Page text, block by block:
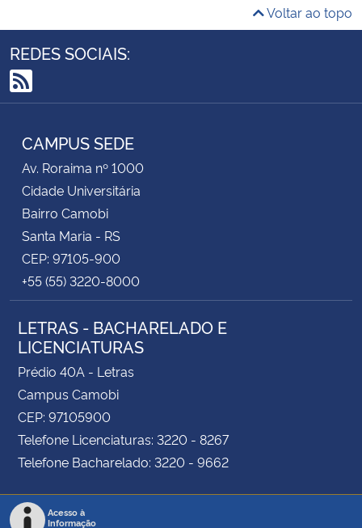
Voltar ao topo
REDES SOCIAIS:
RSS
CAMPUS SEDE
Av. Roraima nº 1000
Cidade Universitária
Bairro Camobi
Santa Maria - RS
CEP: 97105-900
+55 (55) 3220-8000
LETRAS - BACHARELADO E
LICENCIATURAS
Prédio 40A - Letras
Campus Camobi
CEP: 97105900
Telefone Licenciaturas: 3220 - 8267
Telefone Bacharelado: 3220 - 9662
Acesso à
Informação